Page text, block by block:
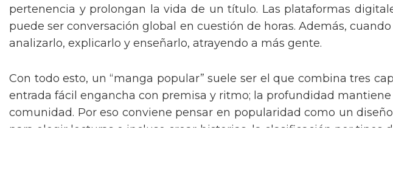
pertenencia y prolongan la vida de un título. Las plataformas
puede ser conversación global en cuestión de horas. Además,
analizarlo, explicarlo y enseñarlo, atrayendo a más gente.
Con todo esto, un “manga popular” suele ser el que combina tres
entrada fácil engancha con premisa y ritmo; la profundidad
comunidad. Por eso conviene pensar en popularidad como un
para elegir lecturas o incluso crear historias, la clasificación por